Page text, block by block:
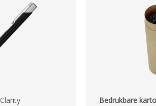
Clarity
Bedrukbare